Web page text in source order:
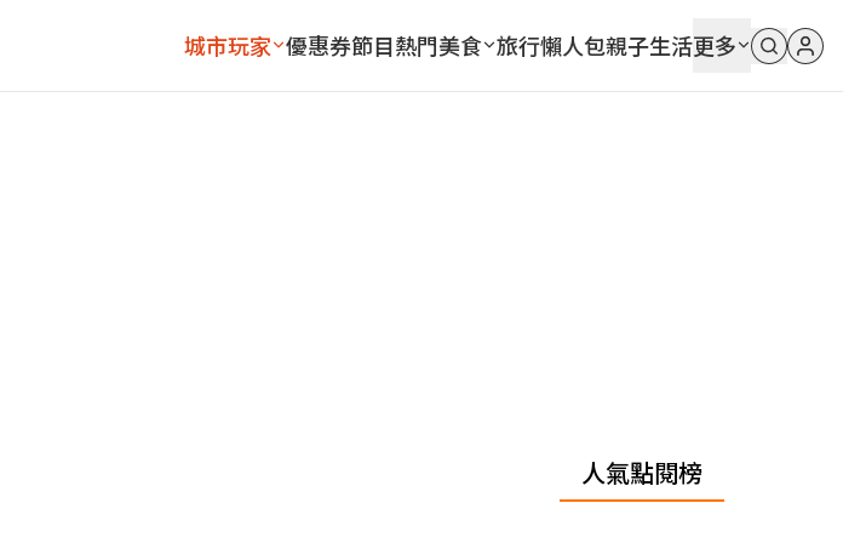
城市玩家 優惠券節目熱門美食 旅行懶人包親子生活更多
人氣點閱榜